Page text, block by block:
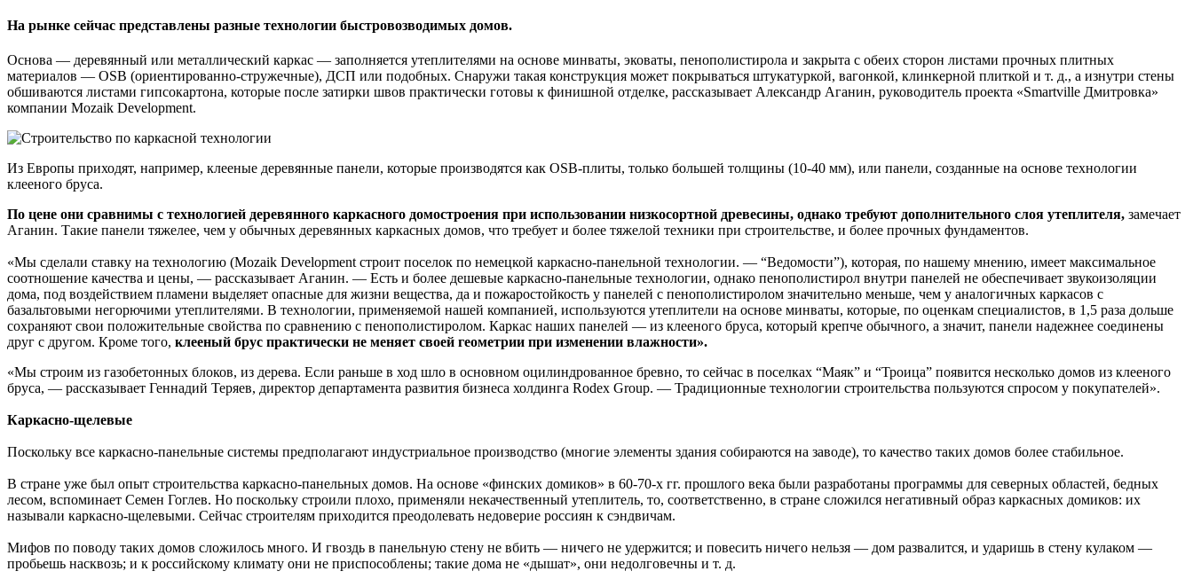
На рынке сейчас представлены разные технологии быстровозводимых домов.
Основа — деревянный или металлический каркас — заполняется утеплителями на основе минваты, эковаты, пенополистирола и закрыта с обеих сторон листами прочных плитных
материалов — OSB (ориентированно-стружечные), ДСП или подобных. Снаружи такая конструкция может покрываться штукатуркой, вагонкой, клинкерной плиткой и т. д., а изнутри стены
обшиваются листами гипсокартона, которые после затирки швов практически готовы к финишной отделке, рассказывает Александр Аганин, руководитель проекта «Smartville Дмитровка»
компании Mozaik Development.
Из Европы приходят, например, клееные деревянные панели, которые производятся как OSB-плиты, только большей толщины (10-40 мм), или панели, созданные на основе технологии
клееного бруса.
По цене они сравнимы с технологией деревянного каркасного домостроения при использовании низкосортной древесины, однако требуют дополнительного слоя утеплителя, замечает
Аганин. Такие панели тяжелее, чем у обычных деревянных каркасных домов, что требует и более тяжелой техники при строительстве, и более прочных фундаментов.
«Мы сделали ставку на технологию (Mozaik Development строит поселок по немецкой каркасно-панельной технологии. — “Ведомости”), которая, по нашему мнению, имеет максимальное
соотношение качества и цены, — рассказывает Аганин. — Есть и более дешевые каркасно-панельные технологии, однако пенополистирол внутри панелей не обеспечивает звукоизоляции
дома, под воздействием пламени выделяет опасные для жизни вещества, да и пожаростойкость у панелей с пенополистиролом значительно меньше, чем у аналогичных каркасов с
базальтовыми негорючими утеплителями. В технологии, применяемой нашей компанией, используются утеплители на основе минваты, которые, по оценкам специалистов, в 1,5 раза дольше
сохраняют свои положительные свойства по сравнению с пенополистиролом. Каркас наших панелей — из клееного бруса, который крепче обычного, а значит, панели надежнее соединены
друг с другом. Кроме того, клееный брус практически не меняет своей геометрии при изменении влажности».
«Мы строим из газобетонных блоков, из дерева. Если раньше в ход шло в основном оцилиндрованное бревно, то сейчас в поселках “Маяк” и “Троица” появится несколько домов из клееного
бруса, — рассказывает Геннадий Теряев, директор департамента развития бизнеса холдинга Rodex Group. — Традиционные технологии строительства пользуются спросом у покупателей».
Каркасно-щелевые
Поскольку все каркасно-панельные системы предполагают индустриальное производство (многие элементы здания собираются на заводе), то качество таких домов более стабильное.
В стране уже был опыт строительства каркасно-панельных домов. На основе «финских домиков» в 60-70-х гг. прошлого века были разработаны программы для северных областей, бедных
лесом, вспоминает Семен Гоглев. Но поскольку строили плохо, применяли некачественный утеплитель, то, соответственно, в стране сложился негативный образ каркасных домиков: их
называли каркасно-щелевыми. Сейчас строителям приходится преодолевать недоверие россиян к сэндвичам.
Мифов по поводу таких домов сложилось много. И гвоздь в панельную стену не вбить — ничего не удержится; и повесить ничего нельзя — дом развалится, и ударишь в стену кулаком —
пробьешь насквозь; и к российскому климату они не приспособлены; такие дома не «дышат», они недолговечны и т. д.